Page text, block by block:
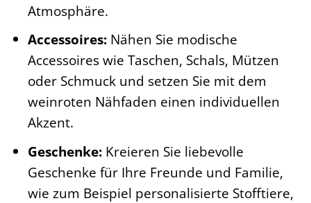
Atmosphäre.
Accessoires:Nähen Sie modische
Accessoires wie Taschen, Schals, Mützen
oder Schmuck und setzen Sie mit dem
weinroten Nähfaden einen individuellen
Akzent.
Geschenke:Kreieren Sie liebevolle
Geschenke für Ihre Freunde und Familie,
wie zum Beispiel personalisierte Stofftiere,